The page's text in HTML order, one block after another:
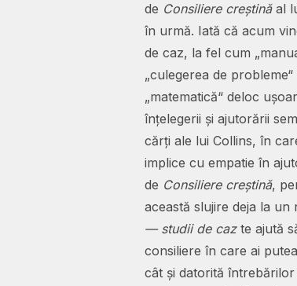
de Consiliere creștinăal
în urmă. Iată că acum
de caz, la fel cum
„culegerea de
„matematică“ deloc
înțelegerii și ajutorării
cărți ale lui Collins, în
implice cu empatie în
de Consiliere creștină,
această slujire deja la
— studii de cazte ajută
consiliere în care ai
cât și datorită